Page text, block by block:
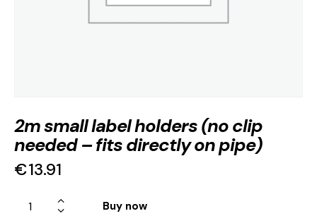
2m small label holders (no clip
needed – fits directly on pipe)
€13.91
Buy now